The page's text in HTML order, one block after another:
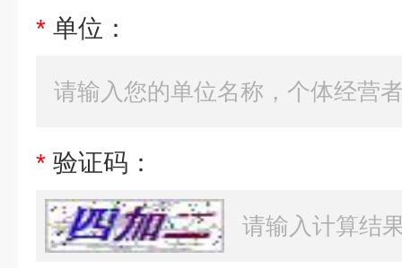
* 单位：
* 验证码：